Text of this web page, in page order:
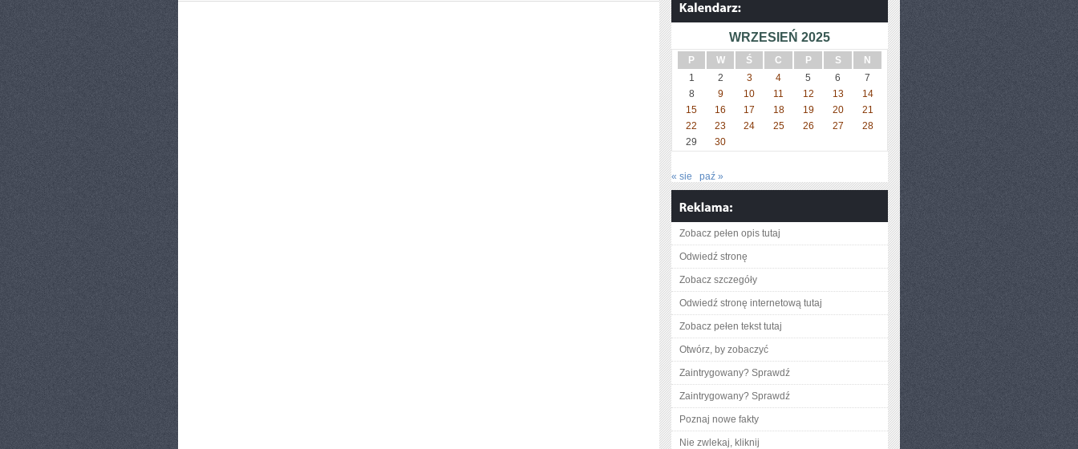
WRZESIEŃ 2025
P W Ś C P S
N
1
2 3 4 5 6
7
8
9 10 11 12 13
14
15
16 17 18 19 20
21
22
23 24 25 26 27
28
29
30
« sie paź »
Zobacz pełen opis tutaj
Odwiedź stronę
Zobacz szczegóły
Odwiedź stronę internetową tutaj
Zobacz pełen tekst tutaj
Otwórz, by zobaczyć
Zaintrygowany? Sprawdź
Zaintrygowany? Sprawdź
Poznaj nowe fakty
Nie zwlekaj, kliknij